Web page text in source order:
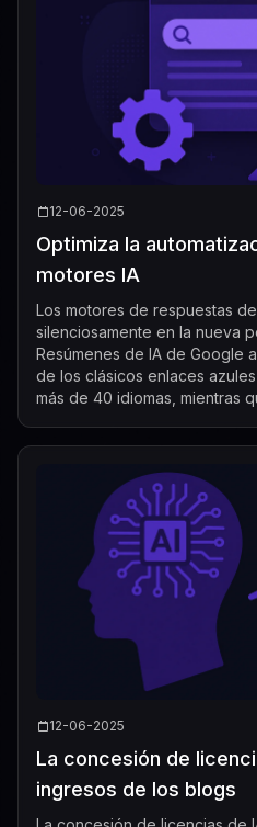
12-06-2025
Optimiza la
motores IA
Los motores de respuestas
silenciosamente en la nueva
Resúmenes de IA de Google
de los clásicos enlaces
más de 40 idiomas, mientras
12-06-2025
La concesión de
ingresos de los blogs